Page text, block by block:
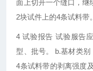
面上切开一个缝口，继
2块试件上的4条试料带。
4 试验报告 试验服告
型、批号。 b.基材类
4条试料带的剥离强度